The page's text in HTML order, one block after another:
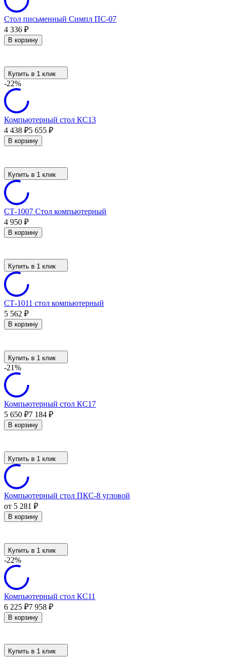
Стол письменный Симпл ПС-07
4 336 ₽
В корзину
Купить в 1 клик
-22%
Компьютерный стол КС13
4 438 ₽5 655 ₽
В корзину
Купить в 1 клик
СТ-1007 Стол компьютерный
4 950 ₽
В корзину
Купить в 1 клик
СТ-1011 стол компьютерный
5 562 ₽
В корзину
Купить в 1 клик
-21%
Компьютерный стол КС17
5 650 ₽7 184 ₽
В корзину
Купить в 1 клик
Компьютерный стол ПКС-8 угловой
от 5 281
₽
В корзину
Купить в 1 клик
-22%
Компьютерный стол КС11
6 225 ₽7 958 ₽
В корзину
Купить в 1 клик